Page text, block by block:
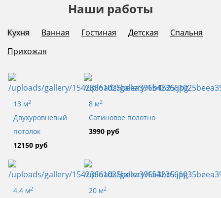
Наши работы
Кухня Ванная Гостиная Детская
Спальня
Прихожая
13 м2
Двухуровневый
потолок
12150 руб
8 м2
Сатиновое полотно
3990 руб
4.4 м2 20 м2